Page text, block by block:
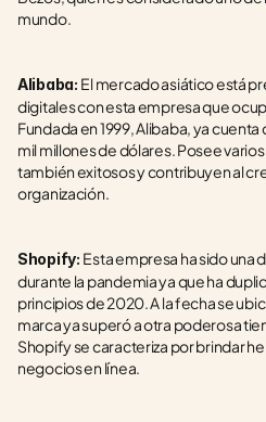
mundo.
Alibaba: El mercado asiático está
digitales con esta empresa que
Fundada en 1999, Alibaba, ya
mil millones de dólares. Posee
también exitosos y contribuyen al
organización.
Shopify: Esta empresa ha sido una
durante la pandemia ya que ha
principios de 2020. A la fecha se
marca ya superó a otra poderosa
Shopify se caracteriza por brindar
negocios en línea.